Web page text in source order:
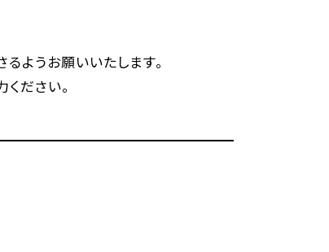
ようお願いいたします。
ださい。